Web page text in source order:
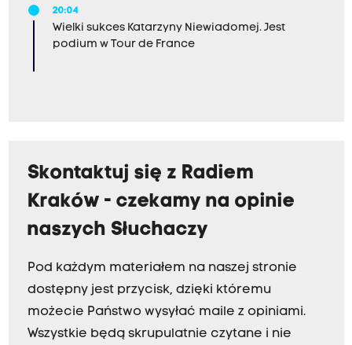
20:04
Wielki sukces Katarzyny Niewiadomej. Jest
podium w Tour de France
Skontaktuj się z Radiem
Kraków - czekamy na opinie
naszych Słuchaczy
Pod każdym materiałem na naszej stronie
dostępny jest przycisk, dzięki któremu
możecie Państwo wysyłać maile z opiniami.
Wszystkie będą skrupulatnie czytane i nie